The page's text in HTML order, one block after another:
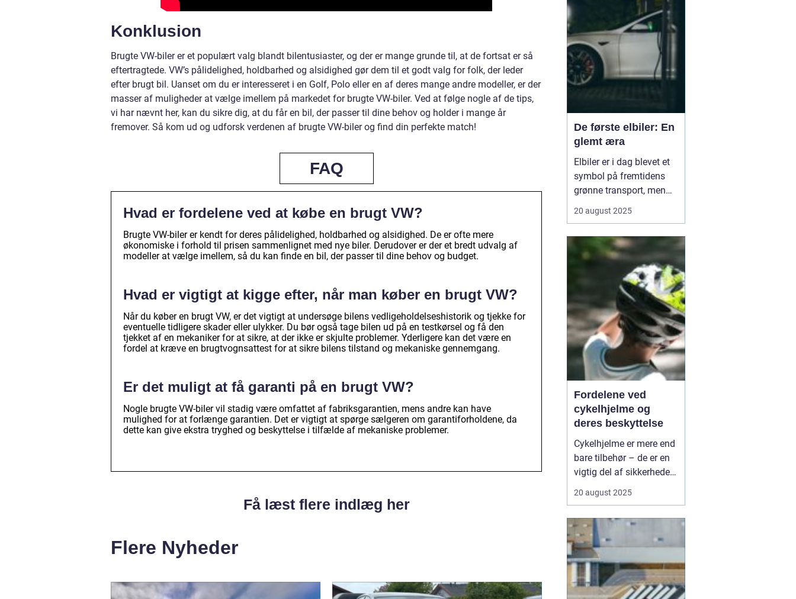
Konklusion
Brugte VW-biler er et populært valg blandt bilentusiaster, og der er mange grunde til, at de fortsat er så
eftertragtede. VW’s pålidelighed, holdbarhed og alsidighed gør dem til et godt valg for folk, der leder
efter brugt bil. Uanset om du er interesseret i en Golf, Polo eller en af deres mange andre modeller, er der
masser af muligheder at vælge imellem på markedet for brugte VW-biler. Ved at følge nogle af de tips,
vi har nævnt her, kan du sikre dig, at du får en bil, der passer til dine behov og holder i mange år
fremover. Så kom ud og udforsk verdenen af brugte VW-biler og find din perfekte match!
FAQ
Hvad er fordelene ved at købe en brugt VW?
Brugte VW-biler er kendt for deres pålidelighed, holdbarhed og alsidighed. De er ofte mere
økonomiske i forhold til prisen sammenlignet med nye biler. Derudover er der et bredt udvalg af
modeller at vælge imellem, så du kan finde en bil, der passer til dine behov og budget.
Hvad er vigtigt at kigge efter, når man køber en brugt VW?
Når du køber en brugt VW, er det vigtigt at undersøge bilens vedligeholdelseshistorik og tjekke for
eventuelle tidligere skader eller ulykker. Du bør også tage bilen ud på en testkørsel og få den
tjekket af en mekaniker for at sikre, at der ikke er skjulte problemer. Yderligere kan det være en
fordel at kræve en brugtvognsattest for at sikre bilens tilstand og mekaniske gennemgang.
Er det muligt at få garanti på en brugt VW?
Nogle brugte VW-biler vil stadig være omfattet af fabriksgarantien, mens andre kan have
mulighed for at forlænge garantien. Det er vigtigt at spørge sælgeren om garantiforholdene, da
dette kan give ekstra tryghed og beskyttelse i tilfælde af mekaniske problemer.
Få læst flere indlæg her
Flere Nyheder
lange strækninger uden
menneskelig fø...
De første elbiler: En
glemt æra
Elbiler er i dag blevet et
symbol på fremtidens
grønne transport, men
køretøjer går langt
slutningen af 1800-tallet
og begyndelsen af 1900-
tallet eksperimenterede
opfindere ...
20 august 2025
Fordelene ved
cykelhjelme og
deres beskyttelse
Cykelhjelme er mere end
bare tilbehør – de er en
vigtig del af sikkerheden
år sker der tusindvis af
af dem kunne have fået
mindre alvorlige
konsekvenser med
korrekt beskyttel...
20 august 2025